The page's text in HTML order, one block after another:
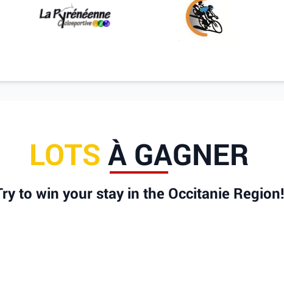
LOTS À GAGNER
to win your stay in the Occitanie Region!